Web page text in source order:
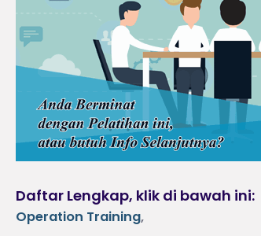
Daftar Lengkap, klik di bawah ini:
Operation Training,